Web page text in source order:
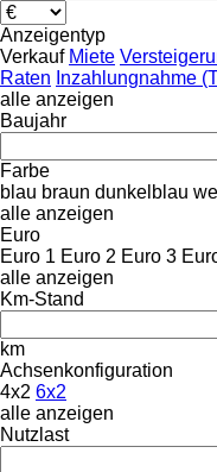
Anzeigentyp
Verkauf Miete
Raten Inzahlungnahme
alle anzeigen
Baujahr
Farbe
blau braun dunkelblau
alle anzeigen
Euro
Euro 1 Euro 2 Euro 3
alle anzeigen
Km-Stand
km
Achsenkonfiguration
4x2 6x2
alle anzeigen
Nutzlast